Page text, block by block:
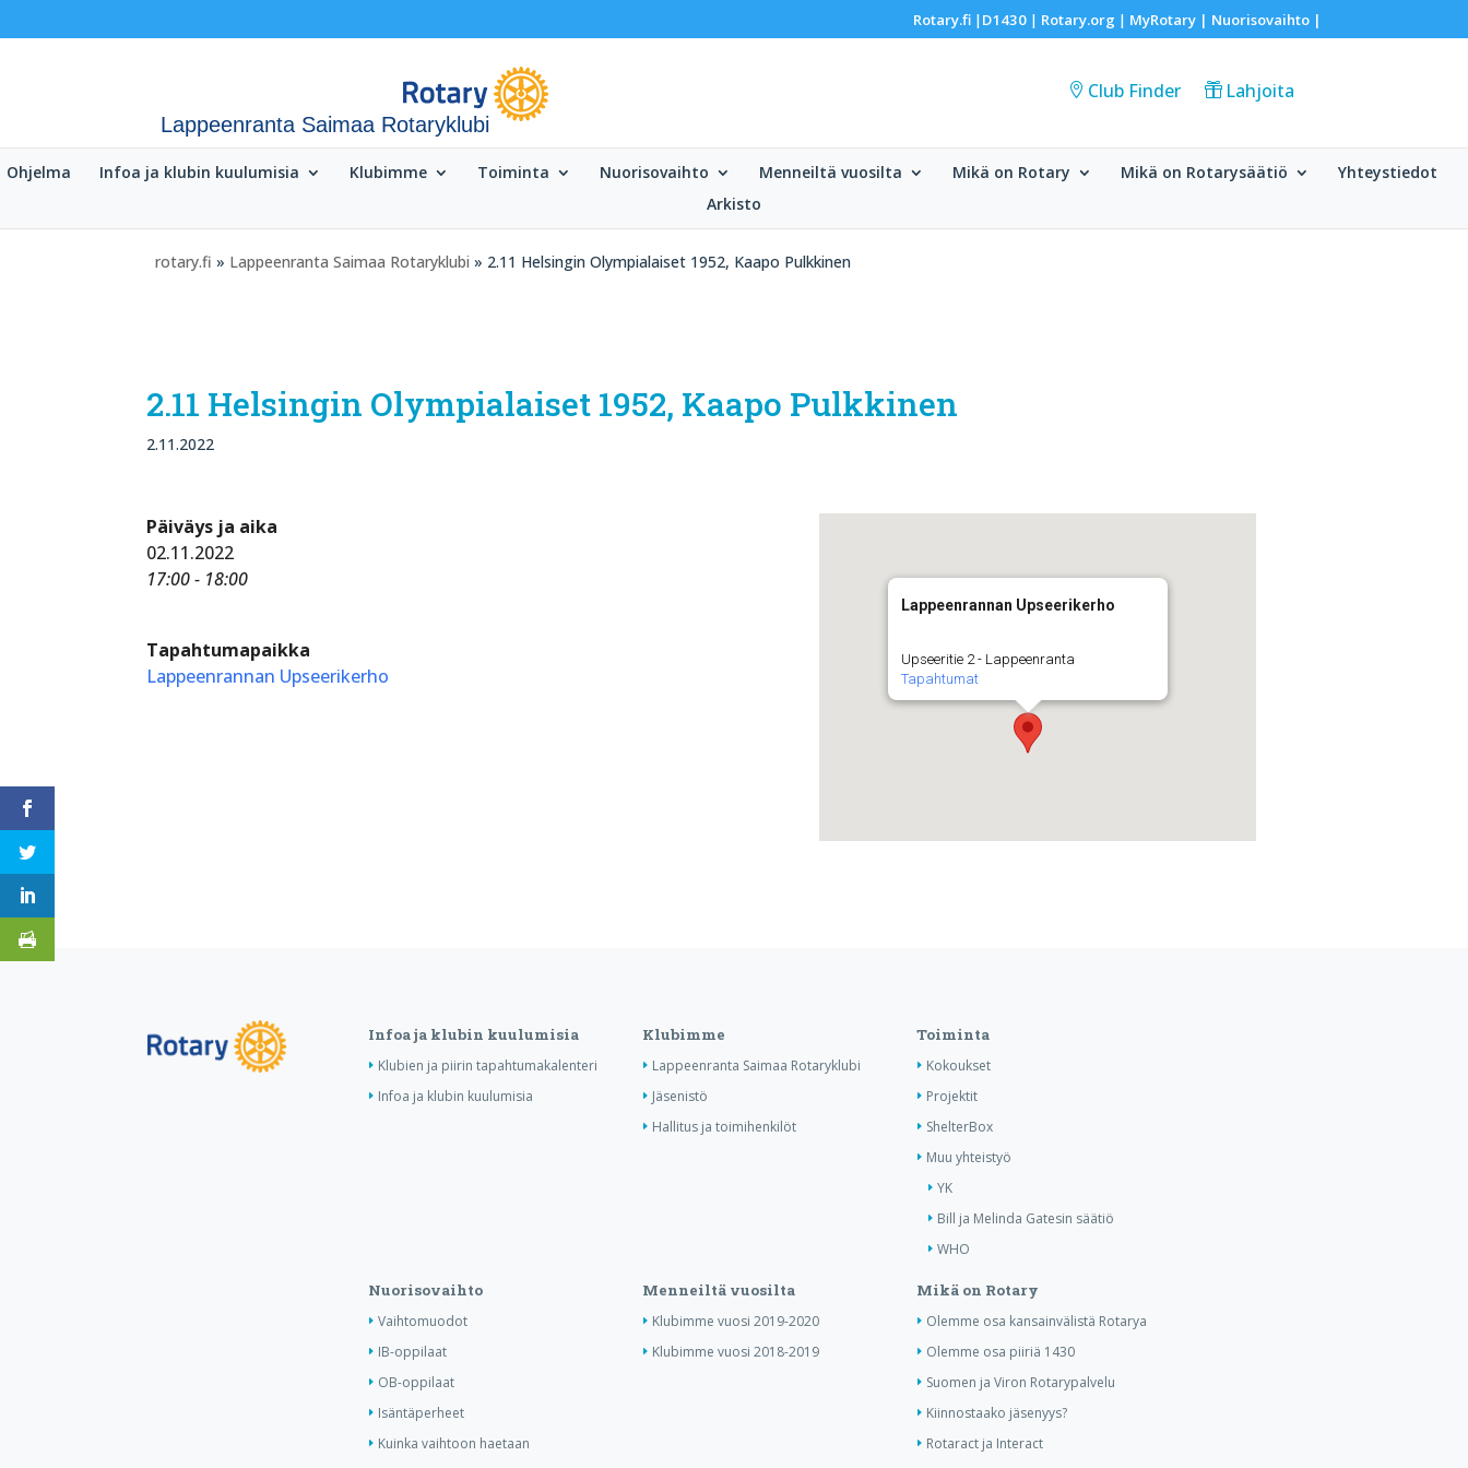
Rotary.fi|D1430| Rotary.org | MyRotary | Nuorisovaihto|
Lappeenranta Saimaa Rotaryklubi
Club Finder Lahjoita
Ohjelma Infoa ja klubin kuulumisia Klubimme Toiminta Nuorisovaihto Menneiltä vuosilta Mikä on Rotary Mikä on Rotarysäätiö
Yhteystiedot
Arkisto
rotary.fi » Lappeenranta Saimaa Rotaryklubi » 2.11 Helsingin Olympialaiset 1952, Kaapo Pulkkinen
2.11 Helsingin Olympialaiset 1952, Kaapo Pulkkinen
2.11.2022
Lappeenrannan Upseerikerho
Upseeritie 2 - Lappeenranta
Tapahtumat
Päiväys ja aika
02.11.2022
17:00 - 18:00
Tapahtumapaikka
Lappeenrannan Upseerikerho
Infoa ja klubin kuulumisia
Klubien ja piirin tapahtumakalenteri
Infoa ja klubin kuulumisia
Klubimme
Lappeenranta Saimaa Rotaryklubi
Jäsenistö
Hallitus ja toimihenkilöt
Toiminta
Kokoukset
Projektit
ShelterBox
Muu yhteistyö
YK
Bill ja Melinda Gatesin säätiö
WHO
Nuorisovaihto
Vaihtomuodot
IB-oppilaat
OB-oppilaat
Isäntäperheet
Kuinka vaihtoon haetaan
Menneiltä vuosilta
Klubimme vuosi 2019-2020
Klubimme vuosi 2018-2019
Mikä on Rotary
Olemme osa kansainvälistä Rotarya
Olemme osa piiriä 1430
Suomen ja Viron Rotarypalvelu
Kiinnostaako jäsenyys?
Rotaract ja Interact